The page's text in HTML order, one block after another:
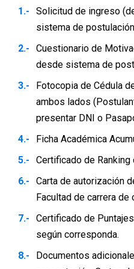
a esta carrera.
Solicitud de ingreso
sistema de postulación
Cuestionario de
desde sistema de
Fotocopia de Cédula
ambos lados
presentar DNI o
Ficha Académica
Certificado de
Carta de autorización
Facultad de carrera de
Certificado de
según corresponda.
Documentos